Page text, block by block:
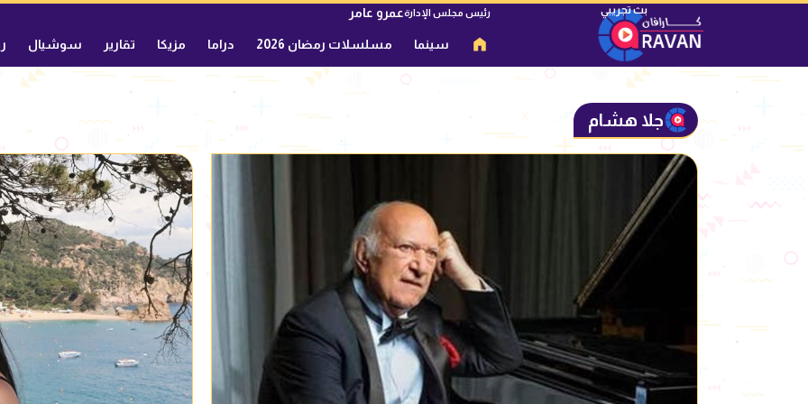
رئيس مجلس الإدارةعمرو عامر
سينما مسلسلات رمضان 2026 دراما مزيكا تقارير سوشيال
جلا هشام